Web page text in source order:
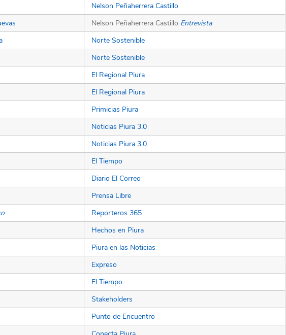
Nelson Peñaherrera Castillo
Nelson Peñaherrera Castillo Entrevista
Norte Sostenible
Norte Sostenible
El Regional Piura
El Regional Piura
Primicias Piura
Noticias Piura 3.0
Noticias Piura 3.0
El Tiempo
Diario El Correo
Prensa Libre
Reporteros 365
Hechos en Piura
Piura en las Noticias
Expreso
El Tiempo
Stakeholders
Punto de Encuentro